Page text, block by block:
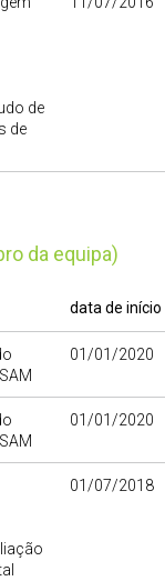
de
de
da equipa)
data de início
01/01/2020
01/01/2020
01/07/2018